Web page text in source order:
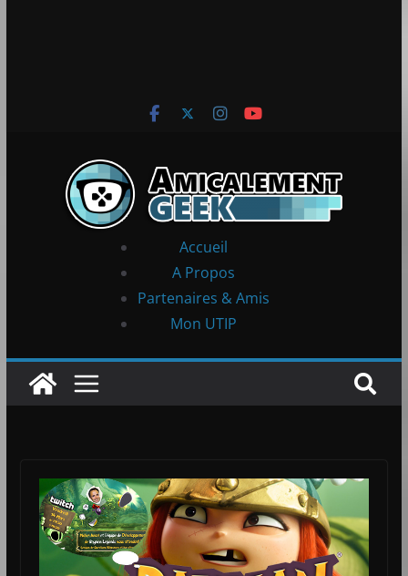
Accueil
A Propos
Partenaires & Amis
Mon UTIP